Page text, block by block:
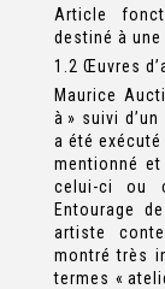
Article
destiné à
1.2 Œuvres
Maurice
à » suivi
a été
mentionné
celui-ci ou
Entourage
artiste
montré très
termes «